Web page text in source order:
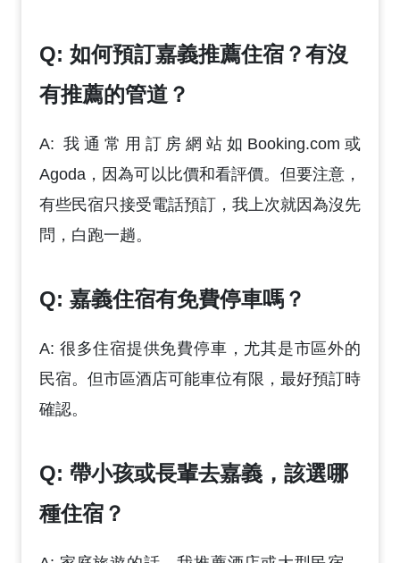
Q: 如何預訂嘉義推薦住宿？有沒
有推薦的管道？
A: 我通常用訂房網站如Booking.com或
Agoda，因為可以比價和看評價。但要注意，
有些民宿只接受電話預訂，我上次就因為沒先
問，白跑一趟。
Q: 嘉義住宿有免費停車嗎？
A: 很多住宿提供免費停車，尤其是市區外的
民宿。但市區酒店可能車位有限，最好預訂時
確認。
Q: 帶小孩或長輩去嘉義，該選哪
種住宿？